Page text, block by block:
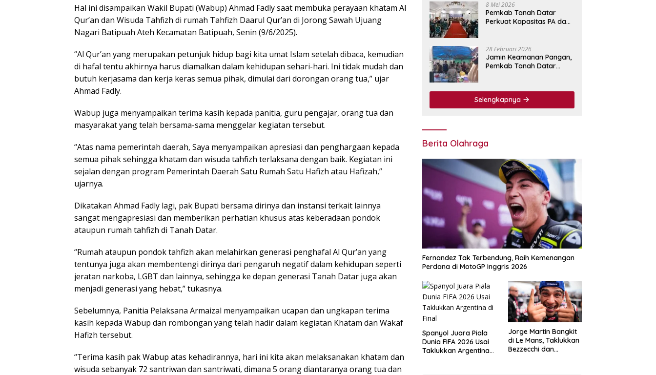
Hal ini disampaikan Wakil Bupati (Wabup) Ahmad Fadly saat membuka perayaan khatam Al
Qur’an dan Wisuda Tahfizh di rumah Tahfizh Daarul Qur’an di Jorong Sawah Ujuang
Nagari Batipuah Ateh Kecamatan Batipuah, Senin (9/6/2025).
“Al Qur’an yang merupakan petunjuk hidup bagi kita umat Islam setelah dibaca, kemudian
di hafal tentu akhirnya harus diamalkan dalam kehidupan sehari-hari. Ini tidak mudah dan
butuh kerjasama dan kerja keras semua pihak, dimulai dari dorongan orang tua,” ujar
Ahmad Fadly.
Wabup juga menyampaikan terima kasih kepada panitia, guru pengajar, orang tua dan
masyarakat yang telah bersama-sama menggelar kegiatan tersebut.
“Atas nama pemerintah daerah, Saya menyampaikan apresiasi dan penghargaan kepada
semua pihak sehingga khatam dan wisuda tahfizh terlaksana dengan baik. Kegiatan ini
sejalan dengan program Pemerintah Daerah Satu Rumah Satu Hafizh atau Hafizah,”
ujarnya.
Dikatakan Ahmad Fadly lagi, pak Bupati bersama dirinya dan instansi terkait lainnya
sangat mengapresiasi dan memberikan perhatian khusus atas keberadaan pondok
ataupun rumah tahfizh di Tanah Datar.
“Rumah ataupun pondok tahfizh akan melahirkan generasi penghafal Al Qur’an yang
tentunya juga akan membentengi dirinya dari pengaruh negatif dalam kehidupan seperti
jeratan narkoba, LGBT dan lainnya, sehingga ke depan generasi Tanah Datar juga akan
menjadi generasi yang hebat,” tukasnya.
Sebelumnya, Panitia Pelaksana Armaizal menyampaikan ucapan dan ungkapan terima
kasih kepada Wabup dan rombongan yang telah hadir dalam kegiatan Khatam dan Wakaf
Hafizh tersebut.
“Terima kasih pak Wabup atas kehadirannya, hari ini kita akan melaksanakan khatam dan
wisuda sebanyak 72 santriwan dan santriwati, dimana 5 orang diantaranya orang tua dan
8 Mei 2026
Pemkab Tanah Datar
Perkuat Kapasitas PA dan
Jasa.
28 Februari 2026
Jamin Keamanan Pangan,
Pemkab Tanah Datar
Pabukoan
Selengkapnya
Berita Olahraga
Fernandez Tak Terbendung, Raih Kemenangan
Perdana di MotoGP Inggris 2026
Spanyol Juara Piala
Dunia FIFA 2026 Usai
Taklukkan Argentina
Jorge Martin Bangkit
di Le Mans, Taklukkan
Bezzecchi dan